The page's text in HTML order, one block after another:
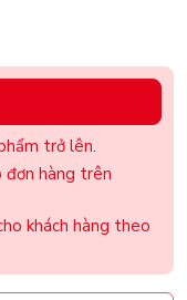
trở lên.
đơn hàng trên
khách hàng theo